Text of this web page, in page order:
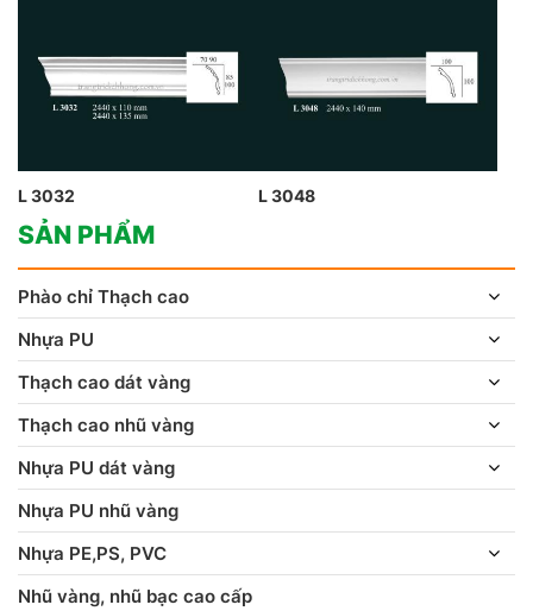
L 3032 L 3048
SẢN PHẨM
Phào chỉ Thạch cao
Nhựa PU
Thạch cao dát vàng
Thạch cao nhũ vàng
Nhựa PU dát vàng
Nhựa PU nhũ vàng
Nhựa PE,PS, PVC
Nhũ vàng, nhũ bạc cao cấp